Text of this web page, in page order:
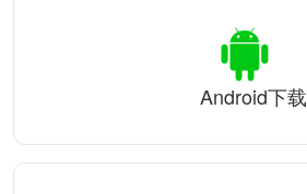
Android下载